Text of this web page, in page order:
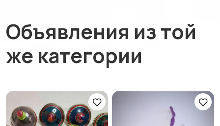
Объявления из той
же категории